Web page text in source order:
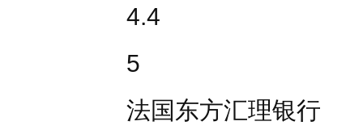
4.4
5
法国东方汇理银行